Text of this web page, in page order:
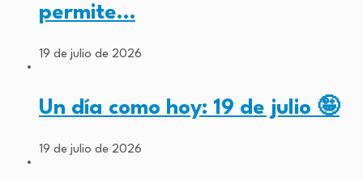
permite…
19 de julio de 2026
Un día como hoy: 19 de julio 🤪
19 de julio de 2026